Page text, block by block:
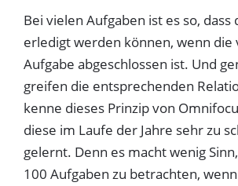
Bei vielen Aufgaben ist es so, dass
erledigt werden können, wenn die
Aufgabe abgeschlossen ist. Und
greifen die entsprechenden
kenne dieses Prinzip von
diese im Laufe der Jahre sehr zu
gelernt. Denn es macht wenig
100 Aufgaben zu betrachten,